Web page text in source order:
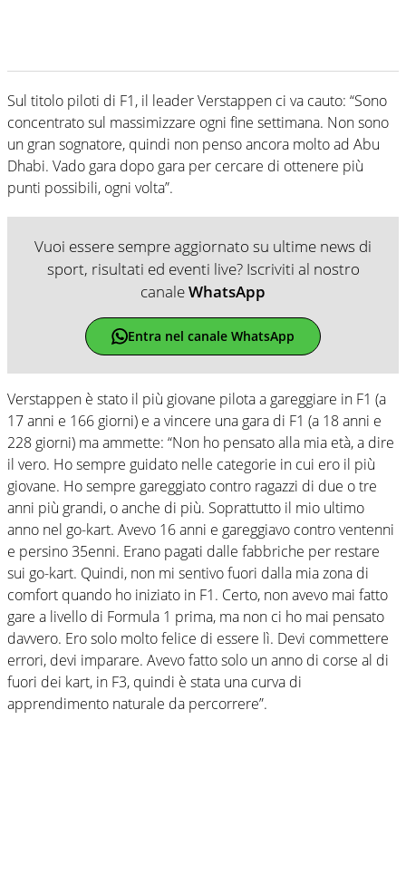
Sul titolo piloti di F1, il leader Verstappen ci va cauto: “Sono
concentrato sul massimizzare ogni fine settimana. Non sono
un gran sognatore, quindi non penso ancora molto ad Abu
Dhabi. Vado gara dopo gara per cercare di ottenere più
punti possibili, ogni volta”.
Vuoi essere sempre aggiornato su ultime news di
sport, risultati ed eventi live? Iscriviti al nostro
canaleWhatsApp
Entra nel canale WhatsApp
Verstappen è stato il più giovane pilota a gareggiare in F1 (a
17 anni e 166 giorni) e a vincere una gara di F1 (a 18 anni e
228 giorni) ma ammette: “Non ho pensato alla mia età, a dire
il vero. Ho sempre guidato nelle categorie in cui ero il più
giovane. Ho sempre gareggiato contro ragazzi di due o tre
anni più grandi, o anche di più. Soprattutto il mio ultimo
anno nel go-kart. Avevo 16 anni e gareggiavo contro ventenni
e persino 35enni. Erano pagati dalle fabbriche per restare
sui go-kart. Quindi, non mi sentivo fuori dalla mia zona di
comfort quando ho iniziato in F1. Certo, non avevo mai fatto
gare a livello di Formula 1 prima, ma non ci ho mai pensato
davvero. Ero solo molto felice di essere lì. Devi commettere
errori, devi imparare. Avevo fatto solo un anno di corse al di
fuori dei kart, in F3, quindi è stata una curva di
apprendimento naturale da percorrere”.